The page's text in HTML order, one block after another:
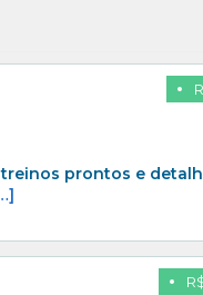
prontos e